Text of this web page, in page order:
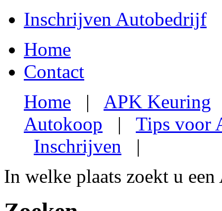
Inschrijven Autobedrijf
Home
Contact
Home | APK Keuring
Autokoop | Tips voor
Inschrijven |
In welke plaats zoekt u